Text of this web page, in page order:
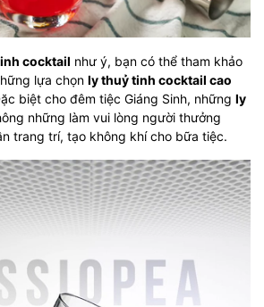
cocktail như ý, bạn có thể tham khảo
lựa chọn ly thuỷ tinh cocktail cao
biệt cho đêm tiệc Giáng Sinh, những ly
những làm vui lòng người thưởng
trang trí, tạo không khí cho bữa tiệc.